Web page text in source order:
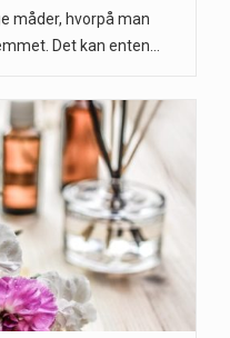
måder, hvorpå man
Det kan enten…